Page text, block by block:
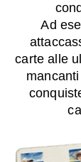
Ad
carte alle